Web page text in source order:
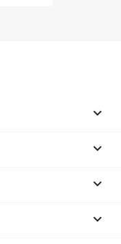



keyboard_arrow_down